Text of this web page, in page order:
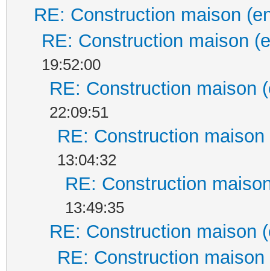
RE: Construction maison
RE: Construction maison
19:52:00
RE: Construction maison
22:09:51
RE: Construction
13:04:32
RE: Construction
13:49:35
RE: Construction maison
RE: Construction